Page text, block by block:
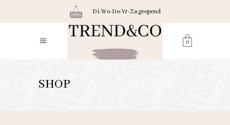
Di-Wo-Do-Vr-Za geopend
0
SHOP